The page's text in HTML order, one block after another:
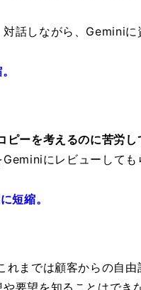
話しながら、Gemini
ーを考えるのに苦労し
Geminiにレビューして
短縮。
れまでは顧客からの自